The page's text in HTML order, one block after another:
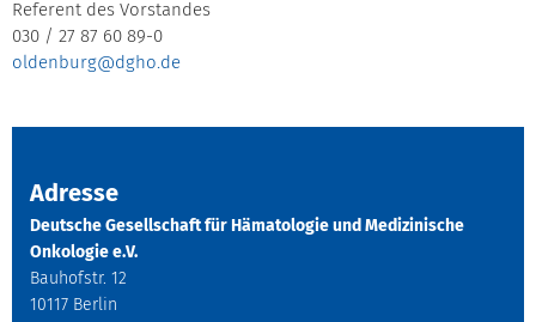
Referent des Vorstandes
030 / 27 87 60 89-0
oldenburg@dgho.de
Adresse
Deutsche Gesellschaft für Hämatologie und Medizinische
Onkologie e.V.
Bauhofstr. 12
10117 Berlin